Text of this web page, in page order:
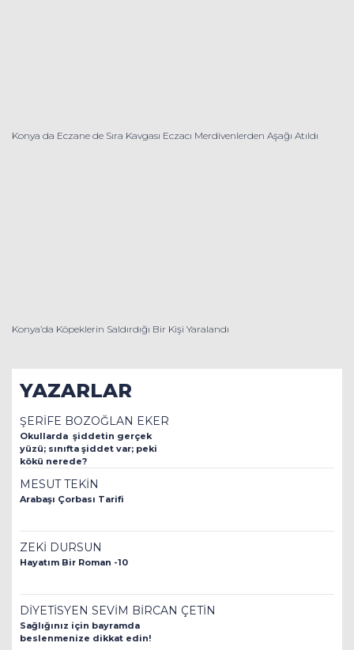
Konya da Eczane de Sıra Kavgası Eczacı Merdivenlerden Aşağı Atıldı
Konya’da Köpeklerin Saldırdığı Bir Kişi Yaralandı
YAZARLAR
ŞERİFE BOZOĞLAN EKER
Okullarda şiddetin gerçek
yüzü; sınıfta şiddet var; peki
kökü nerede?
MESUT TEKİN
Arabaşı Çorbası Tarifi
ZEKİ DURSUN
Hayatım Bir Roman -10
DİYETİSYEN SEVİM BİRCAN ÇETİN
Sağlığınız için bayramda
beslenmenize dikkat edin!